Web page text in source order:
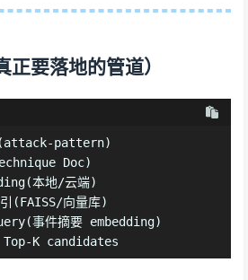
正要落地的管道）
(attack-pattern)
-> Top-K candidates